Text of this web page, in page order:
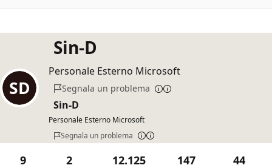
Sin-D
Personale Esterno Microsoft
Segnala un problema
Sin-D
Personale Esterno Microsoft
Segnala un problema
9 2 12.125 147 44